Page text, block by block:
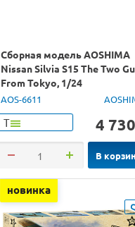
Сборная модель AOSHIMA
Nissan Silvia S15 The Two
From Tokyo, 1/24
AOS-6611
Т 4 730
В
новинка